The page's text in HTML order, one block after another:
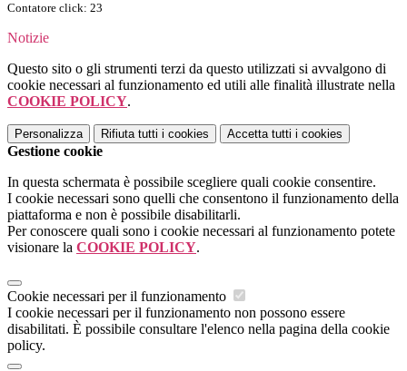
Contatore click: 23
Notizie
Questo sito o gli strumenti terzi da questo utilizzati si avvalgono di
cookie necessari al funzionamento ed utili alle finalità illustrate nella
COOKIE POLICY.
Personalizza Rifiuta tutti i cookies Accetta tutti i cookies
Gestione cookie
In questa schermata è possibile scegliere quali cookie consentire.
I cookie necessari sono quelli che consentono il funzionamento della
piattaforma e non è possibile disabilitarli.
Per conoscere quali sono i cookie necessari al funzionamento potete
visionare la COOKIE POLICY.
Cookie necessari per il funzionamento
I cookie necessari per il funzionamento non possono essere
disabilitati. È possibile consultare l'elenco nella pagina della cookie
policy.